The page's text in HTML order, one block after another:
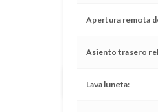
Apertura remota
Asiento trasero
Lava luneta
Todos los